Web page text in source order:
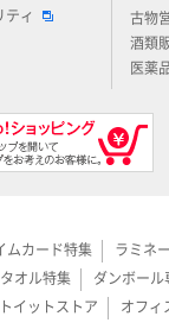
ティ
古物
酒類
医薬
ムカード特集 ラミネ
タオル特集
ダンボール
イットストア
オフィ